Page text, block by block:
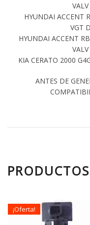
HYUNDAI ACCENT
VGT
HYUNDAI ACCENT
KIA CERATO 2000
ANTES DE
¡Oferta!